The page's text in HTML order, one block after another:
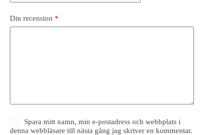
Din recension *
Spara mitt namn, min e-postadress och webbplats i
denna webbläsare till nästa gång jag skriver en kommentar.